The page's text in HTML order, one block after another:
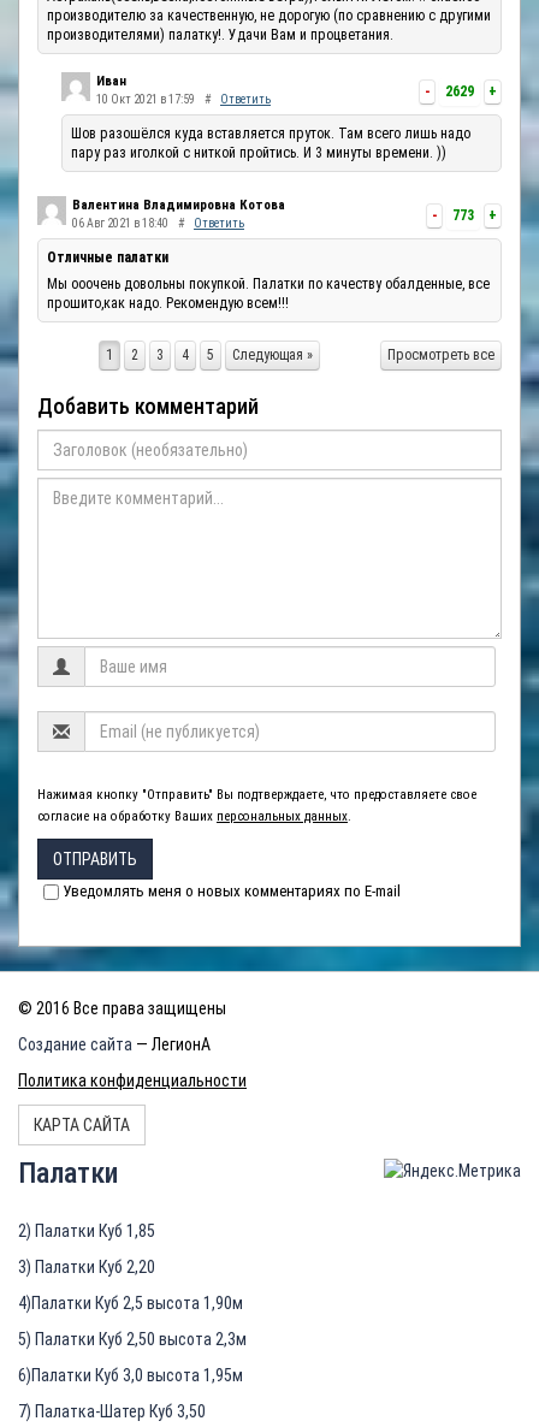
производителю за качественную, не дорогую (по сравнению с другими
производителями) палатку!. Удачи Вам и процветания.
- 2629 +
Иван
10 Окт 2021 в 17:59 # Ответить
Шов разошёлся куда вставляется пруток. Там всего лишь надо
пару раз иголкой с ниткой пройтись. И 3 минуты времени. ))
- 773 +
Валентина Владимировна Котова
06 Авг 2021 в 18:40 # Ответить
Отличные палатки
Мы ооочень довольны покупкой. Палатки по качеству обалденные, все
прошито,как надо. Рекомендую всем!!!
Просмотреть все
1 2 3 4 5 Следующая »
Добавить комментарий
Нажимая кнопку "Отправить" Вы подтверждаете, что предоставляете свое
согласие на обработку Ваших персональных данных.
ОТПРАВИТЬ
Уведомлять меня о новых комментариях по E-mail
© 2016 Все права защищены
Создание сайта — ЛегионА
Политика конфиденциальности
КАРТА САЙТА
Палатки
2) Палатки Куб 1,85
3) Палатки Куб 2,20
4)Палатки Куб 2,5 высота 1,90м
5) Палатки Куб 2,50 высота 2,3м
6)Палатки Куб 3,0 высота 1,95м
7) Палатка-Шатер Куб 3,50